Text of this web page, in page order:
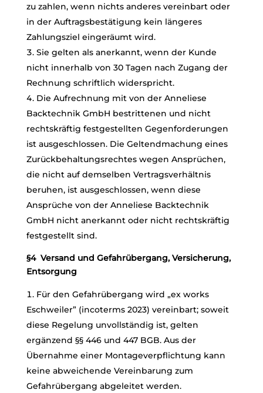
zu zahlen, wenn nichts anderes vereinbart oder
in der Auftragsbestätigung kein längeres
Zahlungsziel eingeräumt wird.
Sie gelten als anerkannt, wenn der Kunde
nicht innerhalb von 30 Tagen nach Zugang der
Rechnung schriftlich widerspricht.
Die Aufrechnung mit von der Anneliese
Backtechnik GmbH bestrittenen und nicht
rechtskräftig festgestellten Gegenforderungen
ist ausgeschlossen. Die Geltendmachung eines
Zurückbehaltungsrechtes wegen Ansprüchen,
die nicht auf demselben Vertragsverhältnis
beruhen, ist ausgeschlossen, wenn diese
Ansprüche von der Anneliese Backtechnik
GmbH nicht anerkannt oder nicht rechtskräftig
festgestellt sind.
§4 Versand und Gefahrübergang, Versicherung,
Entsorgung
Für den Gefahrübergang wird „ex works
Eschweiler” (incoterms 2023) vereinbart; soweit
diese Regelung unvollständig ist, gelten
ergänzend §§ 446 und 447 BGB. Aus der
Übernahme einer Montageverpflichtung kann
keine abweichende Vereinbarung zum
Gefahrübergang abgeleitet werden.